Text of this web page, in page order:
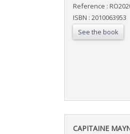
Reference :
ISBN : 2010063953
See the book
‎CAPITAINE